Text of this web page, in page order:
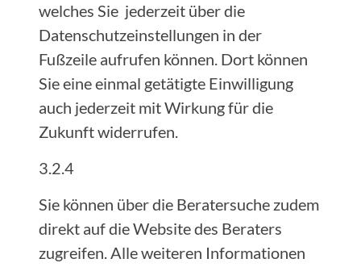
welches Sie jederzeit über die
Datenschutzeinstellungen in der
Fußzeile aufrufen können. Dort können
Sie eine einmal getätigte Einwilligung
auch jederzeit mit Wirkung für die
Zukunft widerrufen.
3.2.4
Sie können über die Beratersuche zudem
direkt auf die Website des Beraters
zugreifen. Alle weiteren Informationen